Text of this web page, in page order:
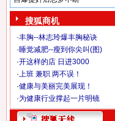
搜狐商机
·丰胸--林志玲爆丰胸秘诀
·睡觉减肥--瘦到你尖叫(图)
·开这样的店 日进3000
·上班 兼职 两不误！
·健康与美丽完美展现！
·为健康行业撑起一片明镜